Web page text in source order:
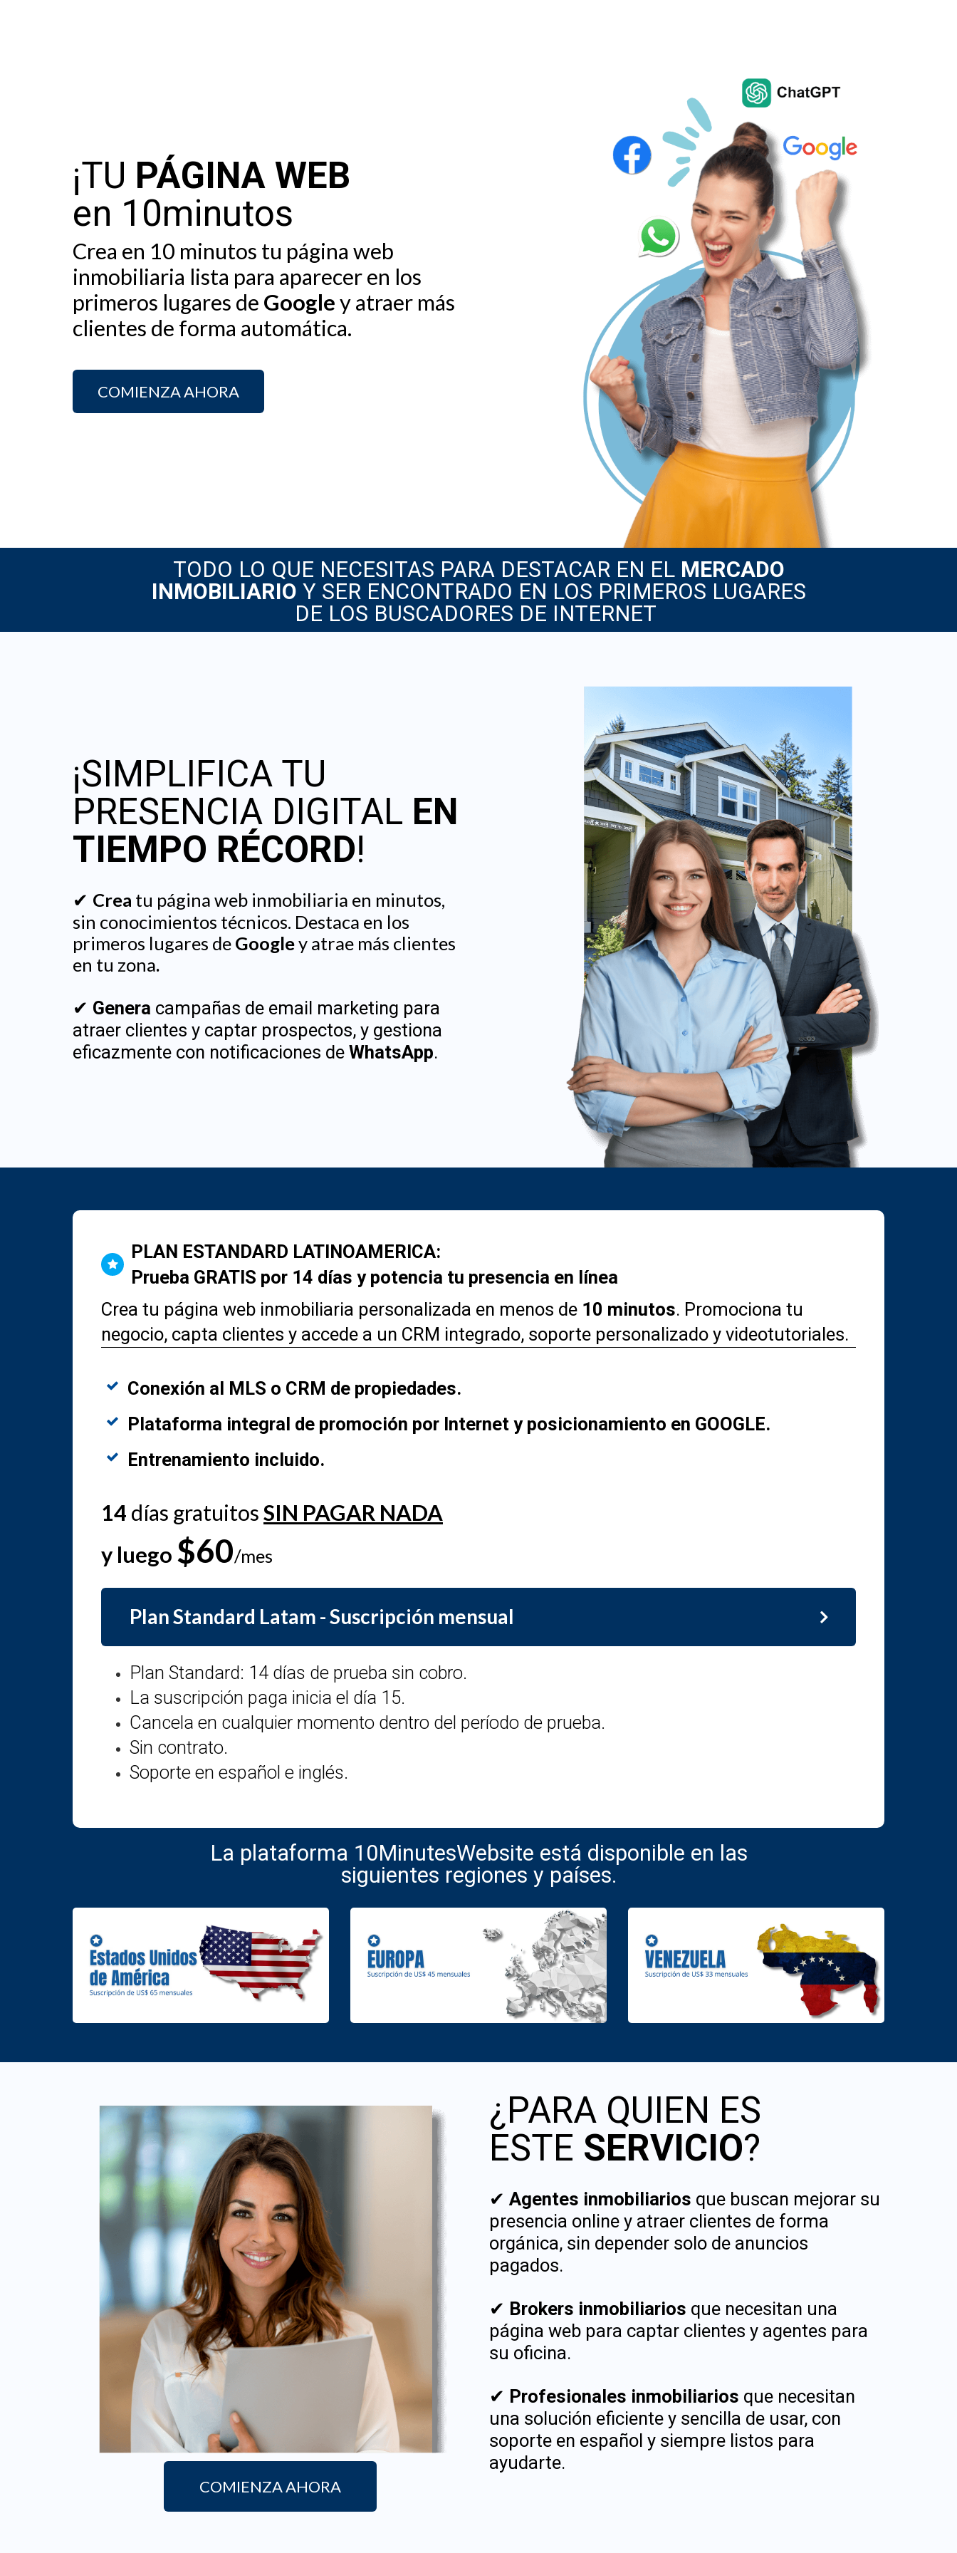
¡TU PÁGINA WEB
en 10minutos
Crea en 10 minutos tu página web
inmobiliaria lista para aparecer en los
primeros lugares de Googley atraer más
clientes de forma automática.
COMIENZA AHORA
TODO LO QUE NECESITAS PARA DESTACAR EN EL MERCADO
INMOBILIARIO Y SER ENCONTRADO EN LOS PRIMEROS LUGARES
DE LOS BUSCADORES DE INTERNET
¡SIMPLIFICA TU
PRESENCIA DIGITAL EN
TIEMPO RÉCORD!
✔ Crea tu página web inmobiliaria en minutos,
sin conocimientos técnicos. Destaca en los
primeros lugares de Googley atrae más clientes
en tu zona.
✔ Genera campañas de email marketing para
atraer clientes y captar prospectos, y gestiona
eficazmente con notificaciones de WhatsApp.
PLAN ESTANDARD LATINOAMERICA:
Prueba GRATIS por 14 días y potencia tu presencia en línea
Crea tu página web inmobiliaria personalizada en menos de 10 minutos. Promociona tu
negocio, capta clientes y accede a un CRM integrado, soporte personalizado y videotutoriales.
Conexión al MLS o CRM de propiedades.
Plataforma integral de promoción por Internet y posicionamiento en GOOGLE.
Entrenamiento incluido.
14 días gratuitosSIN PAGAR NADA
y luego $60/mes
Plan Standard Latam - Suscripción mensual
Plan Standard: 14 días de prueba sin cobro.
La suscripción paga inicia el día 15.
Cancela en cualquier momento dentro del período de prueba.
Sin contrato.
Soporte en español e inglés.
La plataforma 10MinutesWebsite está disponible en las
siguientes regiones y países.
COMIENZA AHORA
¿PARA QUIEN ES
ESTE SERVICIO?
✔ Agentes inmobiliarios que buscan mejorar su
presencia online y atraer clientes de forma
orgánica, sin depender solo de anuncios
pagados.
✔ Brokers inmobiliarios que necesitan una
página web para captar clientes y agentes para
su oficina.
✔ Profesionales inmobiliarios que necesitan
una solución eficiente y sencilla de usar, con
soporte en español y siempre listos para
ayudarte.